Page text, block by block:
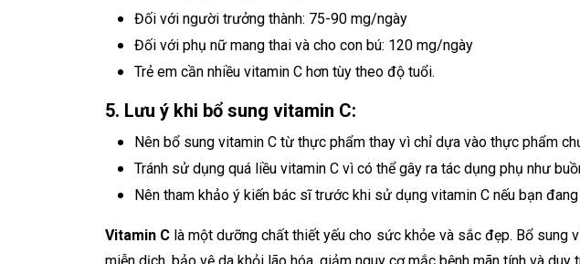
Đối với người trưởng thành: 75-90 mg/ngày
Đối với phụ nữ mang thai và cho con bú: 120 mg/ngày
Trẻ em cần nhiều vitamin C hơn tùy theo độ tuổi.
5. Lưu ý khi bổ sung vitamin C:
Nên bổ sung vitamin C từ thực phẩm thay vì chỉ dựa vào thực phẩm
Tránh sử dụng quá liều vitamin C vì có thể gây ra tác dụng phụ như
Nên tham khảo ý kiến bác sĩ trước khi sử dụng vitamin C nếu bạn
Vitamin C là một dưỡng chất thiết yếu cho sức khỏe và sắc đẹp. Bổ